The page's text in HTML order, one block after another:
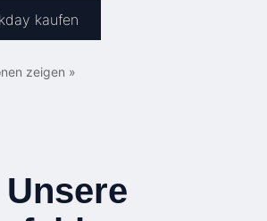
kaufen
zeigen »
Unsere